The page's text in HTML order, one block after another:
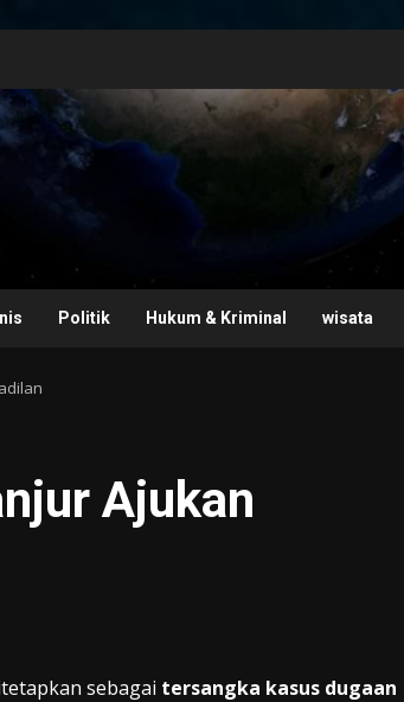
Politik Hukum & Kriminal wisata
Ajukan
sebagai tersangka kasus dugaan